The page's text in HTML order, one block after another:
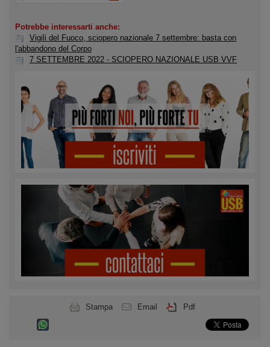
Potrebbe interessarti anche:
Vigili del Fuoco, sciopero nazionale 7 settembre: basta con
l'abbandono del Corpo
7 SETTEMBRE 2022 - SCIOPERO NAZIONALE USB VVF
Stampa Email Pdf